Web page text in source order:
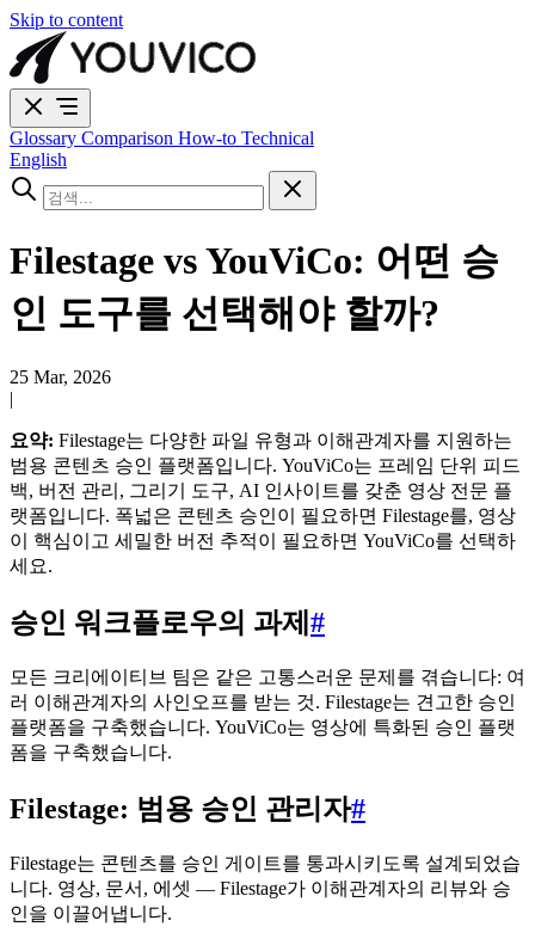
Skip to content
Glossary Comparison How-to Technical
English
Filestage vs YouViCo: 어떤 승
인 도구를 선택해야 할까?
25 Mar, 2026
|
요약: Filestage는 다양한 파일 유형과 이해관계자를 지원하는
범용 콘텐츠 승인 플랫폼입니다. YouViCo는 프레임 단위 피드
백, 버전 관리, 그리기 도구, AI 인사이트를 갖춘 영상 전문 플
랫폼입니다. 폭넓은 콘텐츠 승인이 필요하면 Filestage를, 영상
이 핵심이고 세밀한 버전 추적이 필요하면 YouViCo를 선택하
세요.
승인 워크플로우의 과제 #
모든 크리에이티브 팀은 같은 고통스러운 문제를 겪습니다: 여
러 이해관계자의 사인오프를 받는 것. Filestage는 견고한 승인
플랫폼을 구축했습니다. YouViCo는 영상에 특화된 승인 플랫
폼을 구축했습니다.
Filestage: 범용 승인 관리자#
Filestage는 콘텐츠를 승인 게이트를 통과시키도록 설계되었습
니다. 영상, 문서, 에셋 — Filestage가 이해관계자의 리뷰와 승
인을 이끌어냅니다.